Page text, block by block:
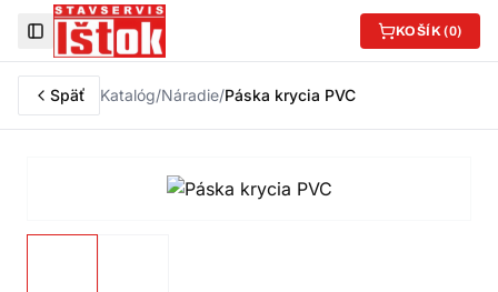
Toggle Sidebar KOŠÍK (0)
Späť Katalóg/Náradie/Páska krycia PVC